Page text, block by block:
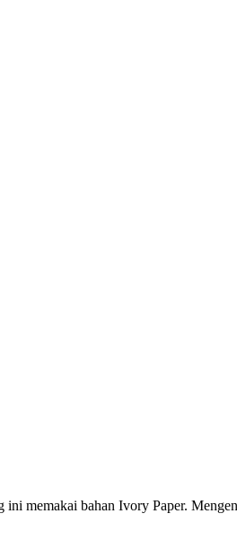
memakai bahan Ivory Paper.